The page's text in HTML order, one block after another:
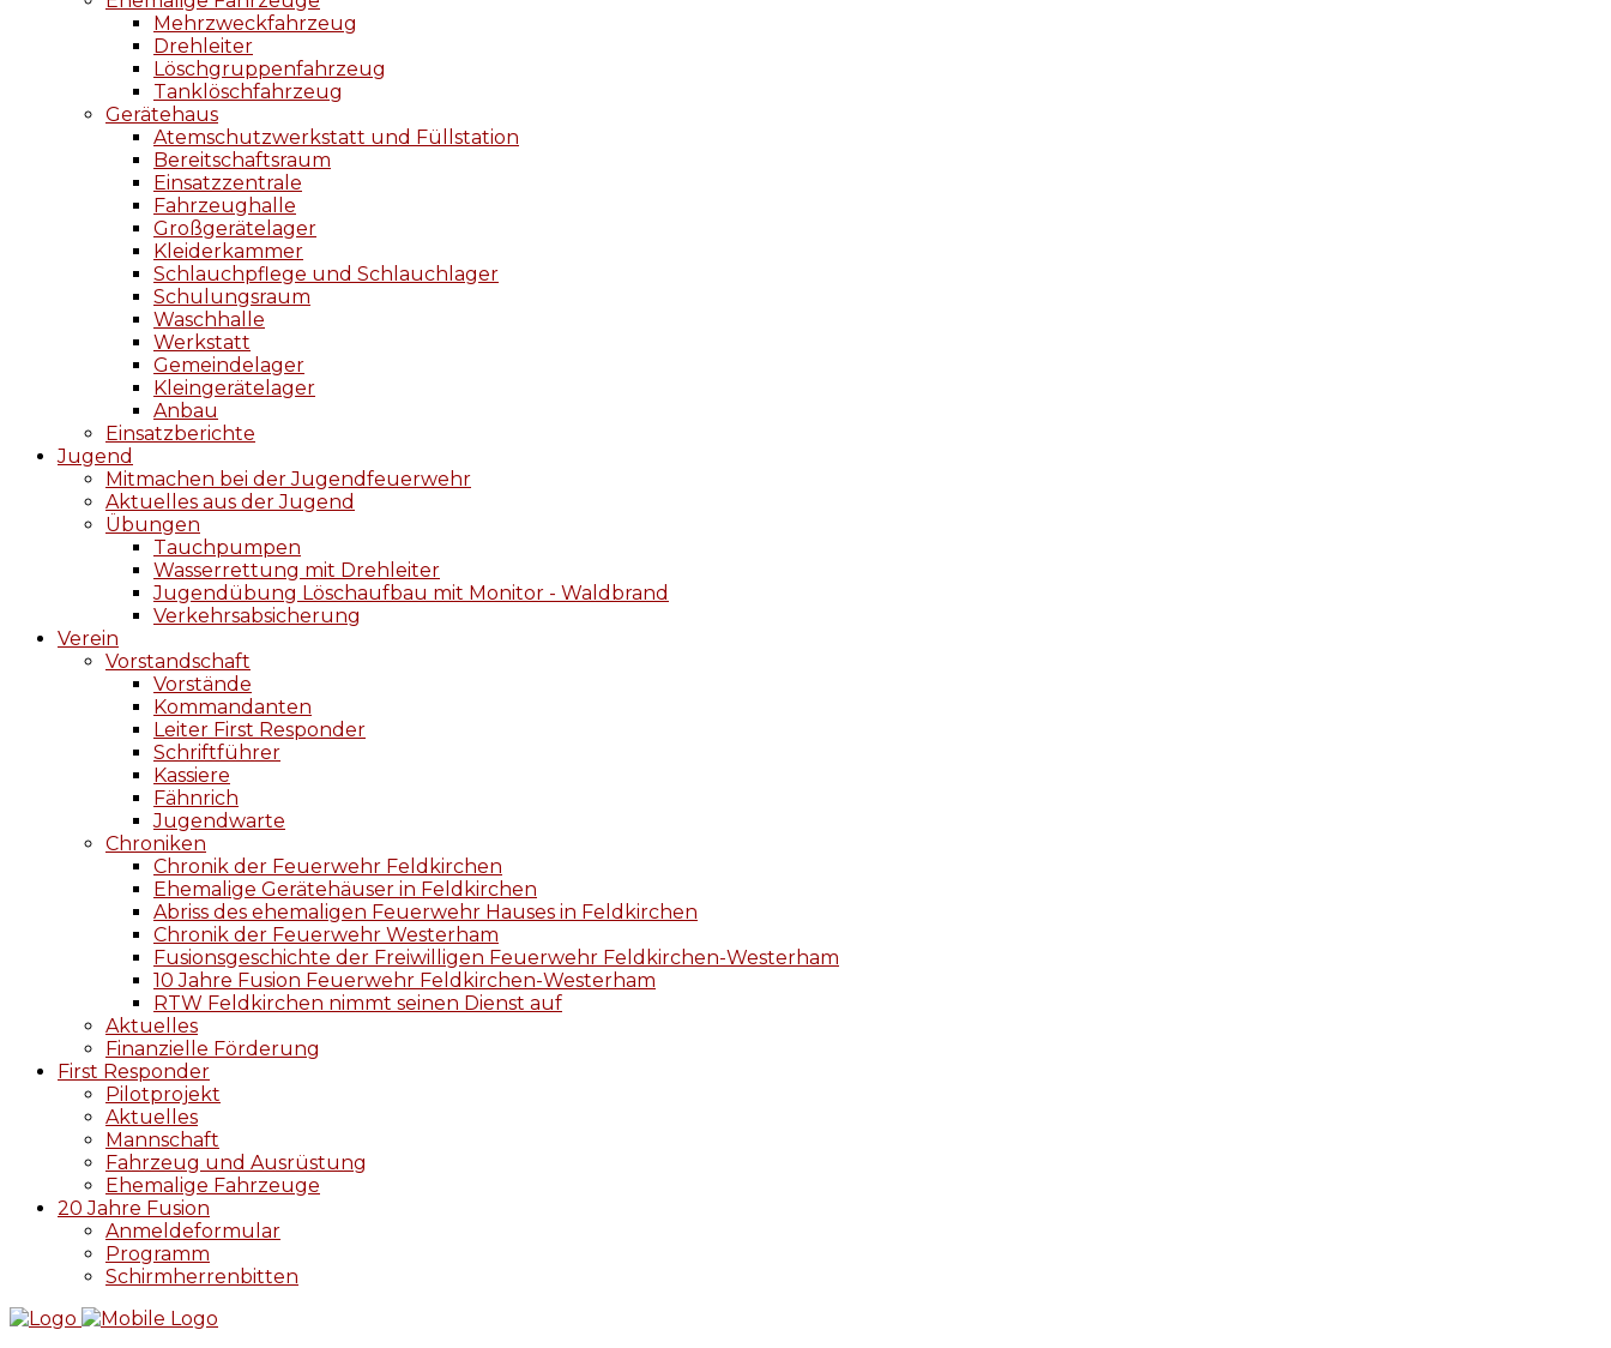
Mehrzweckfahrzeug
Drehleiter
Löschgruppenfahrzeug
Tanklöschfahrzeug
Gerätehaus
Atemschutzwerkstatt und Füllstation
Bereitschaftsraum
Einsatzzentrale
Fahrzeughalle
Großgerätelager
Kleiderkammer
Schlauchpflege und Schlauchlager
Schulungsraum
Waschhalle
Werkstatt
Gemeindelager
Kleingerätelager
Anbau
Einsatzberichte
Jugend
Mitmachen bei der Jugendfeuerwehr
Aktuelles aus der Jugend
Übungen
Tauchpumpen
Wasserrettung mit Drehleiter
Jugendübung Löschaufbau mit Monitor - Waldbrand
Verkehrsabsicherung
Verein
Vorstandschaft
Vorstände
Kommandanten
Leiter First Responder
Schriftführer
Kassiere
Fähnrich
Jugendwarte
Chroniken
Chronik der Feuerwehr Feldkirchen
Ehemalige Gerätehäuser in Feldkirchen
Abriss des ehemaligen Feuerwehr Hauses in Feldkirchen
Chronik der Feuerwehr Westerham
Fusionsgeschichte der Freiwilligen Feuerwehr Feldkirchen-Westerham
10 Jahre Fusion Feuerwehr Feldkirchen-Westerham
RTW Feldkirchen nimmt seinen Dienst auf
Aktuelles
Finanzielle Förderung
First Responder
Pilotprojekt
Aktuelles
Mannschaft
Fahrzeug und Ausrüstung
Ehemalige Fahrzeuge
20 Jahre Fusion
Anmeldeformular
Programm
Schirmherrenbitten